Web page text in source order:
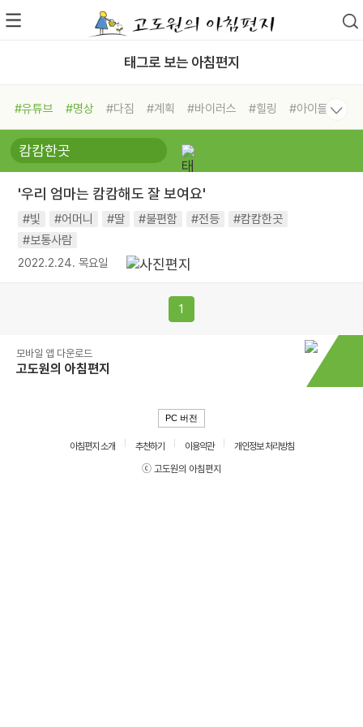
태그로 보는 아침편지
#유튜브 #명상 #다짐 #계획 #바이러스 #힐링
#아이들
#비전캠프
#독서캠프 #삶
#희망
#나눔 #친구 #링컨학교
#독서
#건강 #면역력
'우리 엄마는 캄캄해도 잘 보여요'
#빛 #어머니 #딸 #불편함 #전등
#캄캄한곳
#보통사람
2022.2.24. 목요일
1
모바일 앱 다운로드
고도원의 아침편지
PC 버전
아침편지 소개 추천하기 이용약관
개인정보 처리방침
ⓒ 고도원의 아침편지